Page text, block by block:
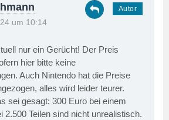
um 10:14
nur ein Gerücht! Der Preis
hier bitte keine
Auch Nintendo hat die Preise
alles wird leider teurer.
sei gesagt: 300 Euro bei einem
2.500 Teilen sind nicht unrealistisch.